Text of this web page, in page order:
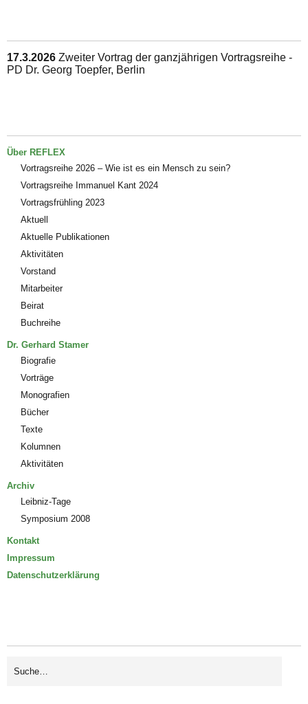
17.3.2026 Zweiter Vortrag der ganzjährigen Vortragsreihe -
PD Dr. Georg Toepfer, Berlin
Über REFLEX
Vortragsreihe 2026 – Wie ist es ein Mensch zu sein?
Vortragsreihe Immanuel Kant 2024
Vortragsfrühling 2023
Aktuell
Aktuelle Publikationen
Aktivitäten
Vorstand
Mitarbeiter
Beirat
Buchreihe
Dr. Gerhard Stamer
Biografie
Vorträge
Monografien
Bücher
Texte
Kolumnen
Aktivitäten
Archiv
Leibniz-Tage
Symposium 2008
Kontakt
Impressum
Datenschutzerklärung